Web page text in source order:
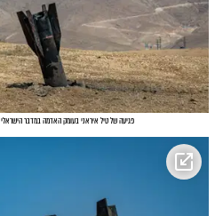
פגיעה של טיל איראני בעומק האדמה במדבר הישראלי